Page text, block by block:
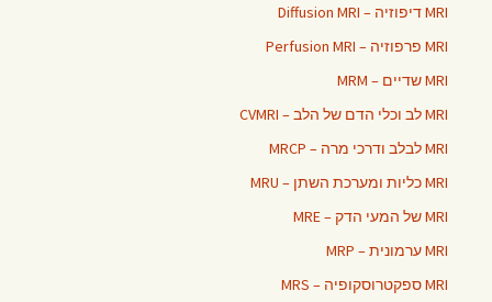
MRI דיפוזיה – Diffusion MRI
MRI פרפוזיה – Perfusion MRI
MRI שדיים – MRM
MRI לב וכלי הדם של הלב – CVMRI
MRI לבלב ודרכי מרה – MRCP
MRI כליות ומערכת השתן – MRU
MRI של המעי הדק – MRE
MRI ערמונית – MRP
MRI ספקטרוסקופיה – MRS